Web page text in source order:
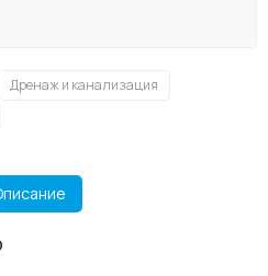
Дренаж и канализация